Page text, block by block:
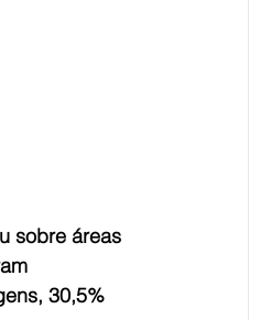
sobre áreas
30,5%